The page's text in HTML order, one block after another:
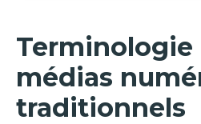
Terminologie
médias
traditionnels